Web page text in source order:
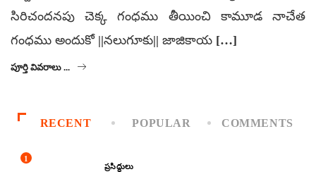
సిరిచందనపు చెక్క గంధము తీయించి కామూడ నాచేత
గంధము అందుకో ||నలుగూకు|| జాజికాయ […]
పూర్తి వివరాలు ...
RECENT POPULAR COMMENTS
1
ప్రసిద్ధులు